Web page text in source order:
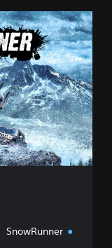
S
t
a
n
d
a
r
d
E
d
i
t
SnowRunner